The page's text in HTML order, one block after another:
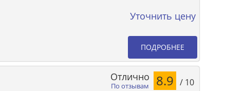
Уточнить цену
ПОДРОБНЕЕ
По отзывам
Отлично 8.9 / 10